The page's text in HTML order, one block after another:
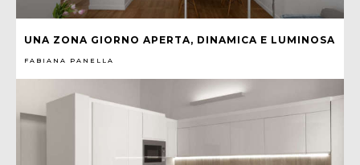
UNA ZONA GIORNO APERTA, DINAMICA E LUMINOSA
FABIANA PANELLA